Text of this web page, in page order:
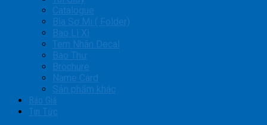
Catalogue
Bìa Sơ Mi ( Folder)
Bao Lì Xì
Tem Nhãn Decal
Bao Thư
Brochure
Name Card
Sản phẩm khác
Báo Giá
Tin Tức